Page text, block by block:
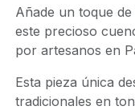
Añade un toque
este precioso
por artesanos en
Esta pieza única
tradicionales en